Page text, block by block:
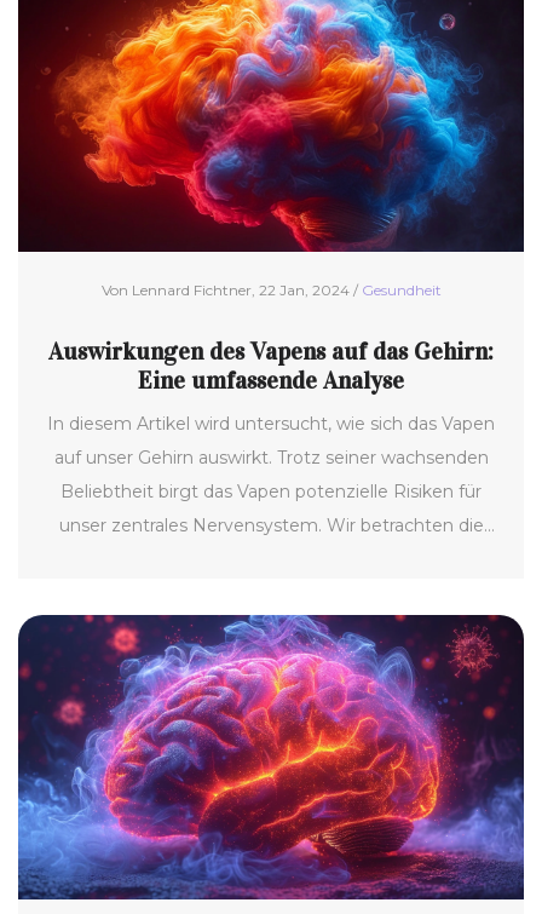
langfristigen Auswirkungen werden die
verschiedenen Aspekte von Vaping und seine
Gefahren beleuchtet. Durch fundierte Erkenntnisse
und nützliche Tipps soll der Artikel Lesern helfen,
informierte Entscheidungen über Vaping und ihre
Gesundheit zu treffen.
Von Lennard Fichtner, 22 Jan, 2024 / Gesundheit
Auswirkungen des Vapens auf das Gehirn:
Eine umfassende Analyse
In diesem Artikel wird untersucht, wie sich das Vapen
auf unser Gehirn auswirkt. Trotz seiner wachsenden
Beliebtheit birgt das Vapen potenzielle Risiken für
unser zentrales Nervensystem. Wir betrachten die
hilfreiche Tipps, um das Bewusstsein über die
langfristigen Effekte zu schärfen. Ziel ist es,
Leserinnen und Lesern wertvolle Einblicke und
praktische Ratschläge zu bieten, um informierte
Entscheidungen über ihre Gesundheit treffen zu
können.